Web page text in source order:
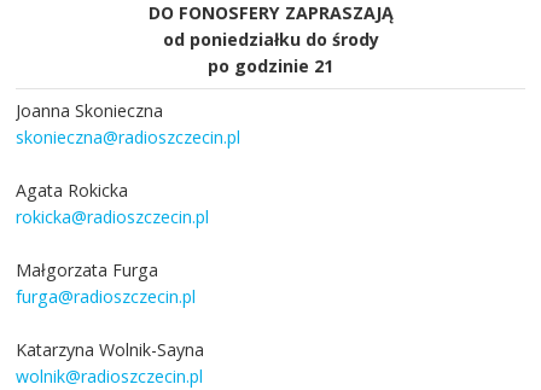
DO FONOSFERY ZAPRASZAJĄ
od poniedziałku do środy
po godzinie 21
Joanna Skonieczna
skonieczna@radioszczecin.pl
Agata Rokicka
rokicka@radioszczecin.pl
Małgorzata Furga
furga@radioszczecin.pl
Katarzyna Wolnik-Sayna
wolnik@radioszczecin.pl